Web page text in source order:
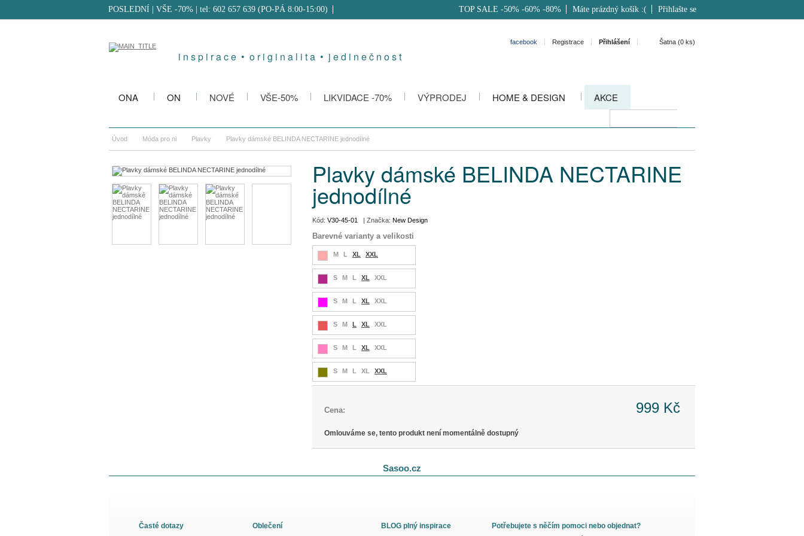
i n s p i r a c e • o r i g i n a l i t a • j e d i n e č n o s t
POSLEDNÍ | VŠE -70%| tel: 602 657 639 (PO-PÁ 8:00-15:00) TOP SALE -50% -60% -80% Máte prázdný košík :( Přihlašte se
facebook Registrace Přihlášení Šatna (0 ks)
ONA ON NOVÉ VŠE-50% LIKVIDACE -70% VÝPRODEJ HOME & DESIGN AKCE
Úvod Móda pro ni Plavky Plavky dámské BELINDA NECTARINE jednodílné
Plavky dámské BELINDA NECTARINE
jednodílné
Kód: V30-45-01 | Značka: New Design
Barevné varianty a velikosti
M L XL XXL
S M L XL XXL
S M L XL XXL
S M L XL XXL
S M L XL XXL
S M L XL XXL
Cena: 999 Kč
Omlouváme se, tento produkt není momentálně dostupný
Sasoo.cz
Časté dotazy Oblečení BLOG plný inspirace Potřebujete s něčím pomoci nebo objednat?